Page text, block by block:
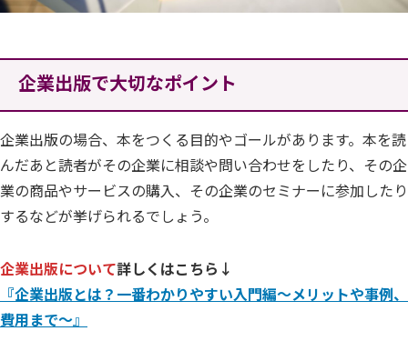
企業出版で大切なポイント
企業出版の場合、本をつくる目的やゴールがあります。本を読
んだあと読者がその企業に相談や問い合わせをしたり、その企
業の商品やサービスの購入、その企業のセミナーに参加したり
するなどが挙げられるでしょう。
企業出版について詳しくはこちら↓
『企業出版とは？一番わかりやすい入門編～メリットや事例、
費用まで～』